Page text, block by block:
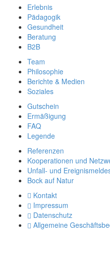
Erlebnis
Pädagogik
Gesundheit
Beratung
B2B
Team
Philosophie
Berichte & Medien
Soziales
Gutschein
Ermäßigung
FAQ
Legende
Referenzen
Kooperationen und
Unfall- und
Bock auf Natur
Kontakt
Impressum
Datenschutz
Allgemeine